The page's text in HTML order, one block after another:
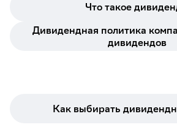
Что такое
Дивидендная политика
дивидендов
Как выбирать